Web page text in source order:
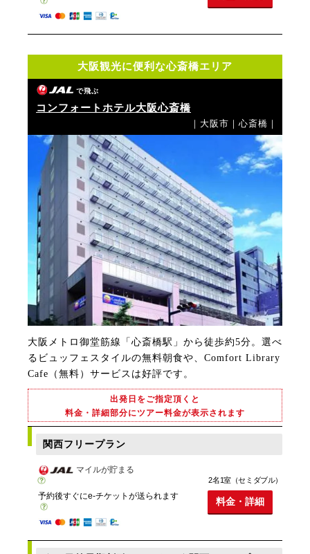
大阪観光に便利な心斎橋エリア
で飛ぶ
コンフォートホテル大阪心斎橋
｜大阪市｜心斎橋｜
大阪メトロ御堂筋線「心斎橋駅」から徒歩約5分。選べ
るビュッフェスタイルの無料朝食や、Comfort Library
Cafe（無料）サービスは好評です。
出発日をご指定頂くと
料金・詳細部分にツアー料金が表示されます
関西フリープラン
マイルが貯まる
予約後すぐにe-チケットが送られます
2名1室（セミダブル）
料金・詳細